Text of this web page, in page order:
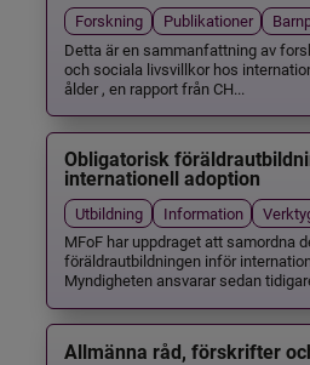
Forskning Publikationer
Detta är en sammanfattning av
och sociala livsvillkor hos
ålder , en rapport från CH...
Obligatorisk
internationell adoption
Utbildning Information
MFoF har uppdraget att samordna
föräldrautbildningen inför
Myndigheten ansvarar sedan
Allmänna råd, förskrifter